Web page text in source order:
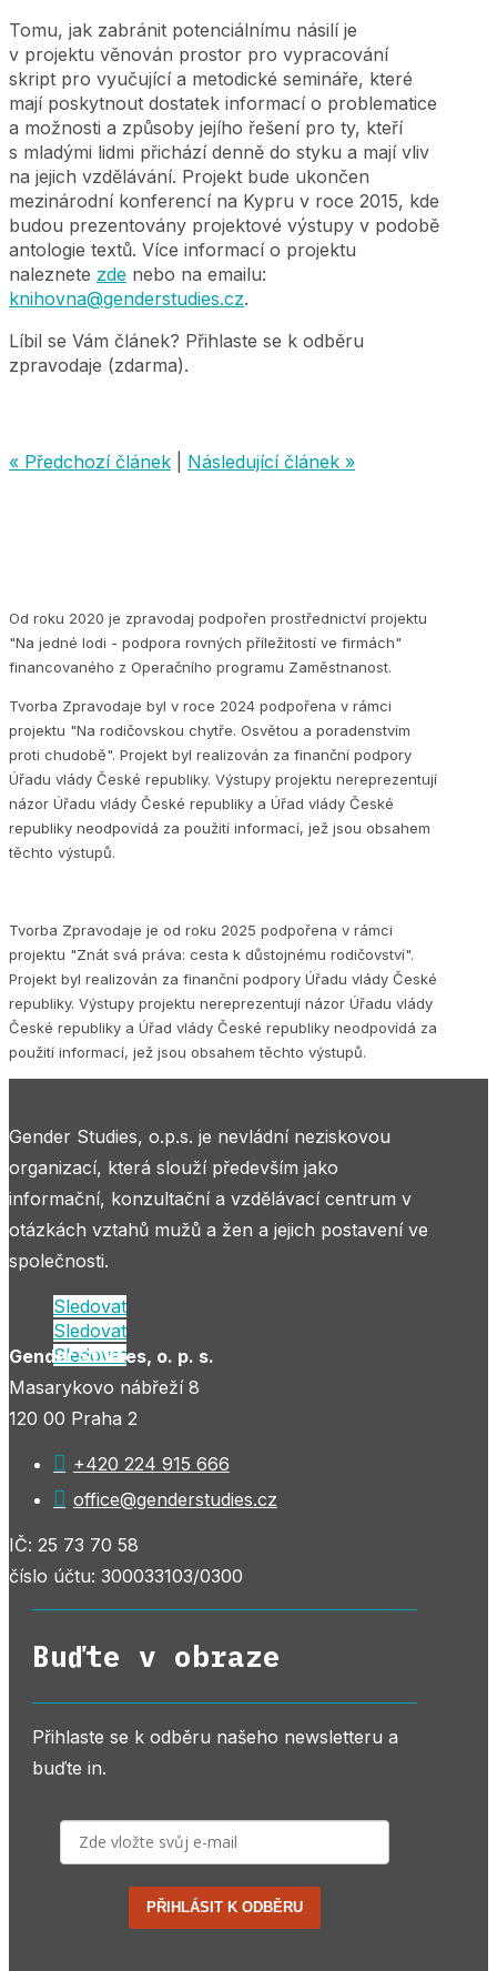
Tomu, jak zabránit potenciálnímu násilí je
v projektu věnován prostor pro vypracování
skript pro vyučující a metodické semináře, které
mají poskytnout dostatek informací o problematice
a možnosti a způsoby jejího řešení pro ty, kteří
s mladými lidmi přichází denně do styku a mají vliv
na jejich vzdělávání. Projekt bude ukončen
mezinárodní konferencí na Kypru v roce 2015, kde
budou prezentovány projektové výstupy v podobě
antologie textů. Více informací o projektu
naleznete zde nebo na emailu:
knihovna@genderstudies.cz.
Líbil se Vám článek? Přihlaste se k odběru
zpravodaje (zdarma).
« Předchozí článek Následující článek »
Od roku 2020 je zpravodaj podpořen prostřednictví projektu
"Na jedné lodi - podpora rovných příležitostí ve firmách"
financovaného z Operačního programu Zaměstnanost.
Tvorba Zpravodaje byl v roce 2024 podpořena v rámci
projektu "Na rodičovskou chytře. Osvětou a poradenstvím
proti chudobě". Projekt byl realizován za finanční podpory
Úřadu vlády České republiky. Výstupy projektu nereprezentují
názor Úřadu vlády České republiky a Úřad vlády České
republiky neodpovídá za použití informací, jež jsou obsahem
těchto výstupů.
Tvorba Zpravodaje je od roku 2025 podpořena v rámci
projektu "Znát svá práva: cesta k důstojnému rodičovství".
Projekt byl realizován za finanční podpory Úřadu vlády České
republiky. Výstupy projektu nereprezentují názor Úřadu vlády
České republiky a Úřad vlády České republiky neodpovídá za
použití informací, jež jsou obsahem těchto výstupů.
Gender Studies, o.p.s. je nevládní neziskovou
organizací, která slouží především jako
informační, konzultační a vzdělávací centrum v
otázkách vztahů mužů a žen a jejich postavení ve
společnosti.
Sledovat
Sledovat
Sledovat
Gender Studies, o. p. s.
Masarykovo nábřeží 8
120 00 Praha 2
 +420 224 915 666
 office@genderstudies.cz
IČ: 25 73 70 58
číslo účtu: 300033103/0300
Buďte v obraze
Přihlaste se k odběru našeho newsletteru a
buďte in.
PŘIHLÁSIT K ODBĚRU